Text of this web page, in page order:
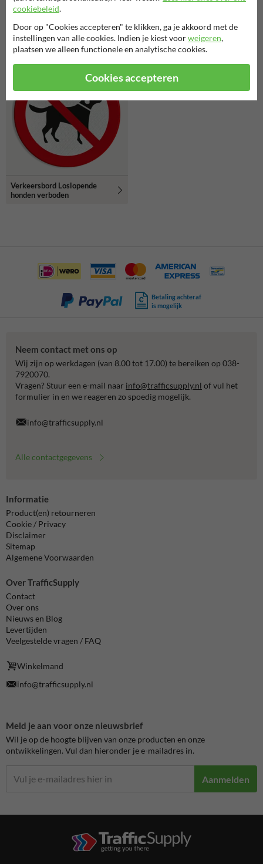
Aanduiding honden aan de
lijn
Verbodsbord Verboden voor
honden (herdershond)
Verkeersbord Loslopende
honden verboden
Betaling achteraf
is mogelijk
Neem contact met ons op
Wij zijn op werkdagen (van 8.00 tot 17.00) te bereiken op 038-
7920070.
Vragen? Stuur een e-mail naar info@trafficsupply.nl of vul het
formulier in en we reageren zo spoedig mogelijk.
info@trafficsupply.nl
Alle contactgegevens
Informatie
Product(en) retourneren
Cookie / Privacy
Disclaimer
Sitemap
Algemene Voorwaarden
Over TrafficSupply
Contact
Over ons
Nieuws en Blog
Levertijden
Veelgestelde vragen / FAQ
Winkelmand
info@trafficsupply.nl
Meld je aan voor onze nieuwsbrief
Wil je op de hoogte blijven van onze producten en onze
ontwikkelingen. Vul dan hieronder je e-mailadres in.
Aanmelden
cookiebeleid.
Door op "Cookies accepteren" te klikken, ga je akkoord met de
instellingen van alle cookies. Indien je kiest voorweigeren,
plaatsen we alleen functionele en analytische cookies.
Cookies accepteren